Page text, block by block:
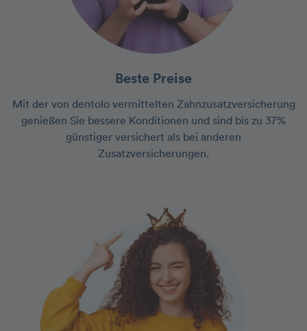
Beste Preise
Mit der von dentolo vermittelten Zahnzusatzversicherung
genießen Sie bessere Konditionen und sind bis zu 37%
günstiger versichert als bei anderen
Zusatzversicherungen.